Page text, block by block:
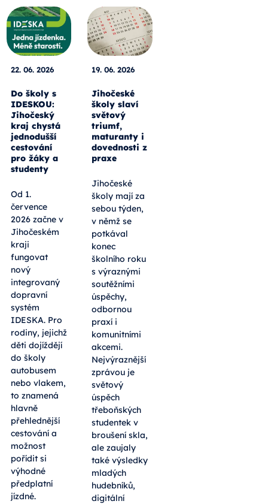
22. 06. 2026
Do školy s
IDESKOU:
Jihočeský
kraj chystá
jednodušší
cestování
pro žáky a
studenty
Od 1.
července
2026 začne v
Jihočeském
kraji
fungovat
nový
integrovaný
dopravní
systém
IDESKA. Pro
rodiny, jejichž
děti dojíždějí
do školy
autobusem
nebo vlakem,
to znamená
hlavně
přehlednější
cestování a
možnost
pořídit si
výhodné
předplatní
jízdné.
19. 06. 2026
Jihočeské
školy slaví
světový
triumf,
maturanty i
dovednosti z
praxe
Jihočeské
školy mají za
sebou týden,
v němž se
potkával
konec
školního roku
s výraznými
soutěžními
úspěchy,
odbornou
praxí i
komunitními
akcemi.
Nejvýraznější
zprávou je
světový
úspěch
třeboňských
studentek v
broušení skla,
ale zaujaly
také výsledky
mladých
hudebníků,
digitální